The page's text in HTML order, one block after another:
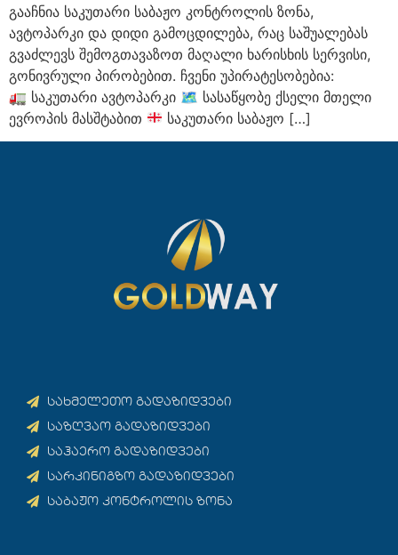
გააჩნია საკუთარი საბაჟო კონტროლის ზონა,
ავტოპარკი და დიდი გამოცდილება, რაც საშუალებას
გვაძლევს შემოგთავაზოთ მაღალი ხარისხის სერვისი,
გონივრული პირობებით. ჩვენი უპირატესობებია:
🚛 საკუთარი ავტოპარკი 🗺 სასაწყობე ქსელი მთელი
ევროპის მასშტაბით
საკუთარი საბაჟო […]
სახმელეთო გადაზიდვები
საზღვაო გადაზიდვები
საჰაერო გადაზიდვები
სარკინიგზო გადაზიდვები
საბაჟო კონტროლის ზონა